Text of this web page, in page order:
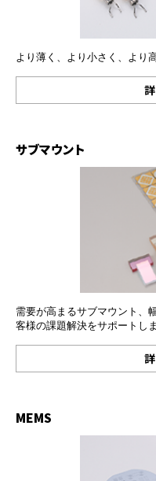
より薄く、より小さく、より
サブマウント
需要が高まるサブマウント、
客様の課題解決をサポートしま
MEMS